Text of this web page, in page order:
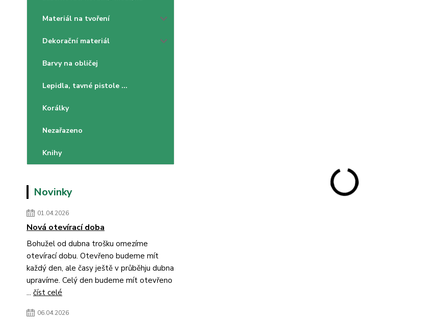
Materiál na tvoření
Dekorační materiál
Barvy na obličej
Lepidla, tavné pistole ...
Korálky
Nezařazeno
Knihy
Novinky
01.04.2026
Nová otevírací doba
Bohužel od dubna trošku omezíme
otevírací dobu. Otevřeno budeme mít
každý den, ale časy ještě v průběhju dubna
upravíme. Celý den budeme mít otevřeno
... číst celé
06.04.2026